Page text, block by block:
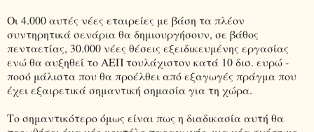
Οι 4.000 αυτές νέες εταιρείες με βάση τα πλέον
συντηρητικά σενάρια θα δημιουργήσουν, σε βάθος
πενταετίας, 30.000 νέες θέσεις εξειδικευμένης εργασίας
ενώ θα αυξηθεί το ΑΕΠ τουλάχιστον κατά 10 δισ. ευρώ -
ποσό μάλιστα που θα προέλθει από εξαγωγές πράγμα που
έχει εξαιρετικά σημαντική σημασία για τη χώρα.
Το σημαντικότερο όμως είναι πως η διαδικασία αυτή θα